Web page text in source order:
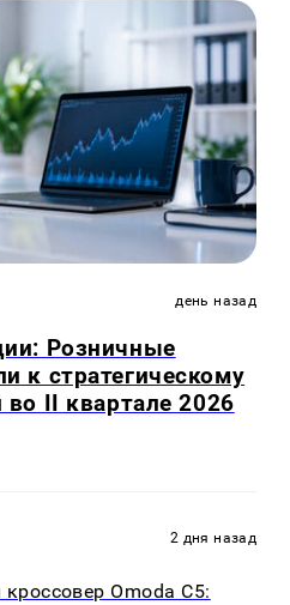
день назад
Розничные
к стратегическому
II квартале 2026
2 дня назад
Omoda C5: